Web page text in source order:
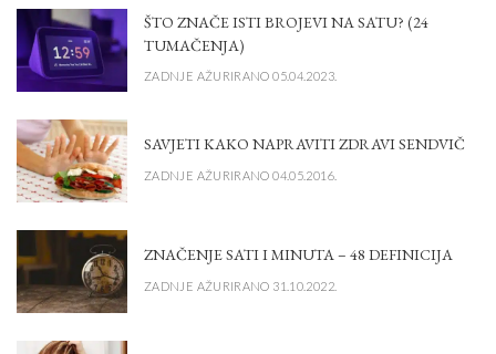
ŠTO ZNAČE ISTI BROJEVI NA SATU? (24
TUMAČENJA)
ZADNJE AŽURIRANO 05.04.2023.
SAVJETI KAKO NAPRAVITI ZDRAVI SENDVIČ
ZADNJE AŽURIRANO 04.05.2016.
ZNAČENJE SATI I MINUTA – 48 DEFINICIJA
ZADNJE AŽURIRANO 31.10.2022.